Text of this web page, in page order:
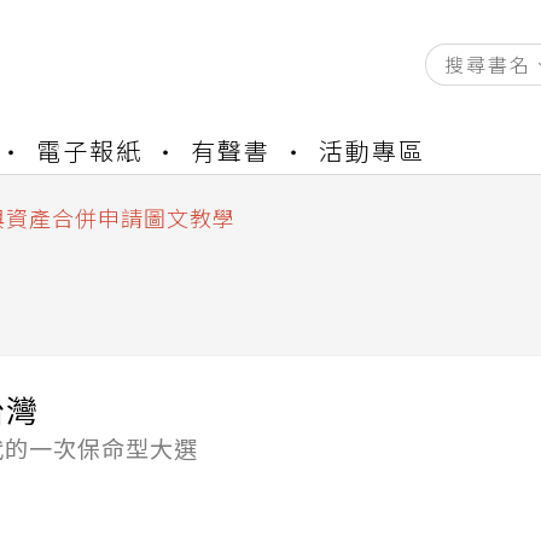
電子報紙 有聲書 活動專區
開通申請
產合併申請圖文教學
一次保命型大選